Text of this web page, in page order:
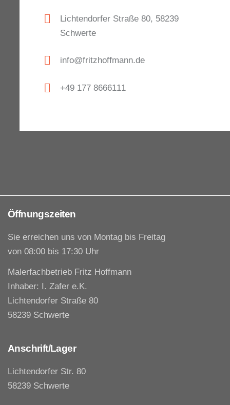
Lichtendorfer Straße 80, 58239
Schwerte
info@fritzhoffmann.de
+49 177 8666111
Öffnungszeiten
Sie erreichen uns von Montag bis Freitag
von 08:00 bis 17:30 Uhr
Malerfachbetrieb Fritz Hoffmann
Inhaber: I. Zafer e.K.
Lichtendorfer Straße 80
58239 Schwerte
Anschrift/Lager
Lichtendorfer Str. 80
58239 Schwerte